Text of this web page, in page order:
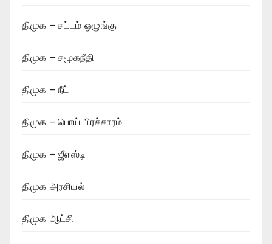
திமுக – சட்டம் ஒழுங்கு
திமுக – சமூகநீதி
திமுக – நீட்
திமுக – பொய் பிரச்சாரம்
திமுக – ஜீஎஸ்டி
திமுக அரசியல்
திமுக ஆட்சி